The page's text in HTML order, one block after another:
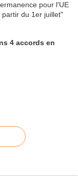
4 accords en